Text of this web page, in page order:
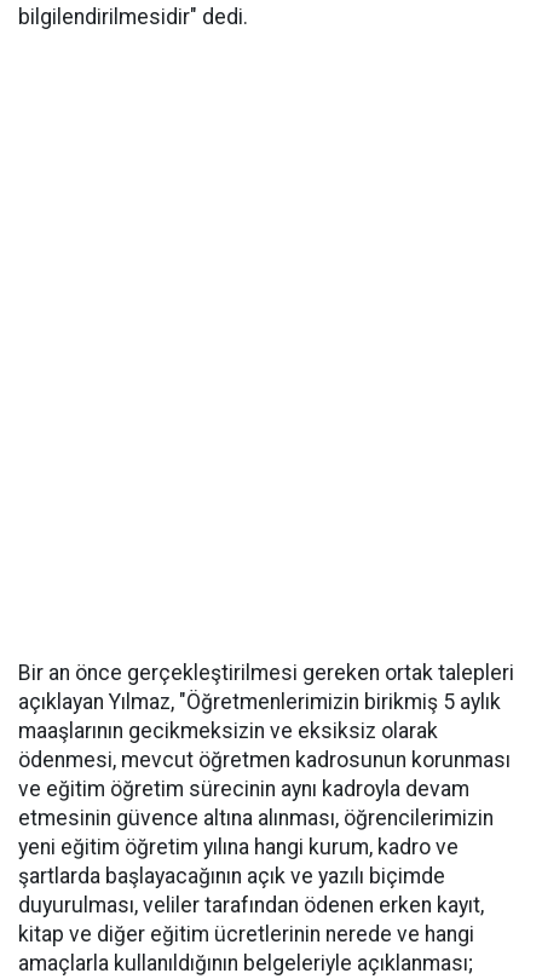
bilgilendirilmesidir" dedi.
Bir an önce gerçekleştirilmesi gereken ortak talepleri
açıklayan Yılmaz, "Öğretmenlerimizin birikmiş 5 aylık
maaşlarının gecikmeksizin ve eksiksiz olarak
ödenmesi, mevcut öğretmen kadrosunun korunması
ve eğitim öğretim sürecinin aynı kadroyla devam
etmesinin güvence altına alınması, öğrencilerimizin
yeni eğitim öğretim yılına hangi kurum, kadro ve
şartlarda başlayacağının açık ve yazılı biçimde
duyurulması, veliler tarafından ödenen erken kayıt,
kitap ve diğer eğitim ücretlerinin nerede ve hangi
amaçlarla kullanıldığının belgeleriyle açıklanması;